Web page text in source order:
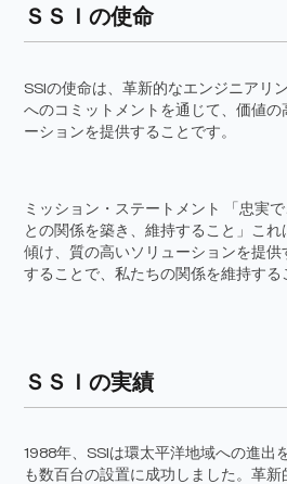
ＳＳＩの使命
SSIの使命は、革新的なエンジニアリ
へのコミットメントを通じて、価値の
ーションを提供することです。
ミッション・ステートメント 「忠実
との関係を築き、維持すること」こ
傾け、質の高いソリューションを提供
することで、私たちの関係を維持する
ＳＳＩの実績
1988年、SSIは環太平洋地域への進出
も数百台の設置に成功しました。革新